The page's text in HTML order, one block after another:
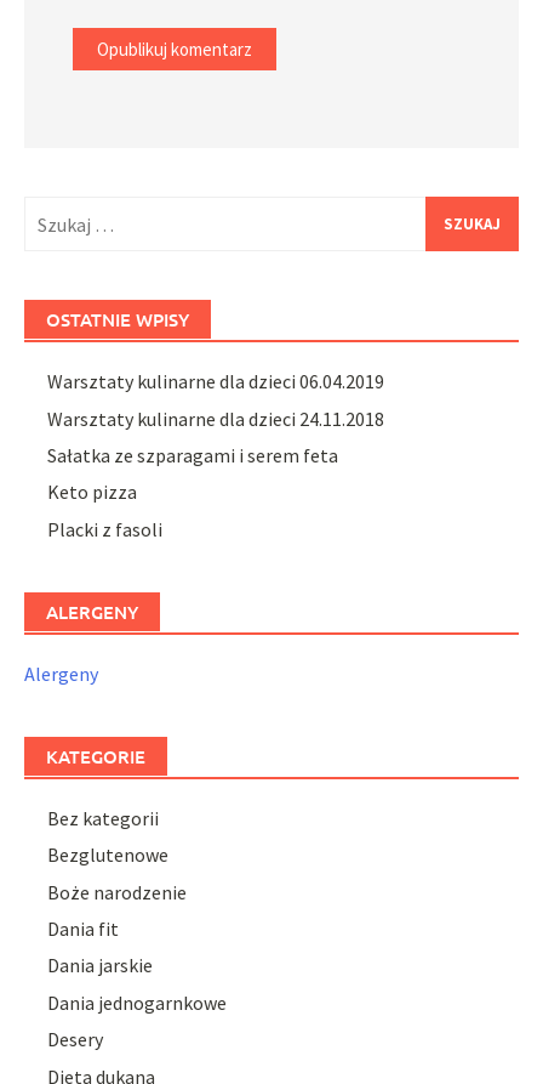
OSTATNIE WPISY
Warsztaty kulinarne dla dzieci 06.04.2019
Warsztaty kulinarne dla dzieci 24.11.2018
Sałatka ze szparagami i serem feta
Keto pizza
Placki z fasoli
ALERGENY
Alergeny
KATEGORIE
Bez kategorii
Bezglutenowe
Boże narodzenie
Dania fit
Dania jarskie
Dania jednogarnkowe
Desery
Dieta dukana